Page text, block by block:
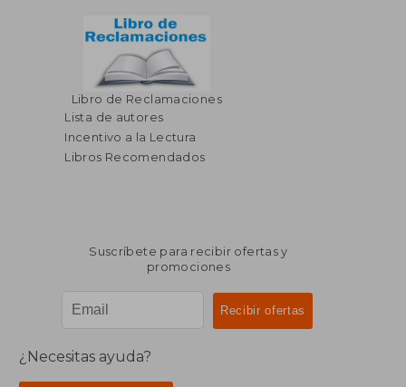
Libro de Reclamaciones
Lista de autores
Incentivo a la Lectura
Libros Recomendados
Suscríbete para recibir ofertas y
promociones
¿Necesitas ayuda?